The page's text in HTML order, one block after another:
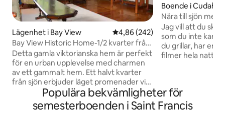
Lägenhet i Bay View 4,86 av 5 i genomsnittligt
4,86 (242)
Bay View Historic Home-1/2 kvarter från
sjön
Detta gamla viktorianska hem är perfekt
för en urban upplevelse med charmen
av ett gammalt hem. Ett halvt kvarter
från sjön erbjuder läget promenader vid
sjön i hjärtat av Milwaukees trendigaste
grannskap. Runt hörnet finns en italiensk
livsmedelsbutik, musikställe i Indy och
Boende i Cudahy
Nära till sjön med bra bekvämligheter
och frukost!
Jag vill att du ska
som du inte kan
du grillar, har en
filmer hela natten
mer än att bara hyra
har gäster bor
sovrum så att
Populära bekvämligheter för
semesterboenden i Saint Francis